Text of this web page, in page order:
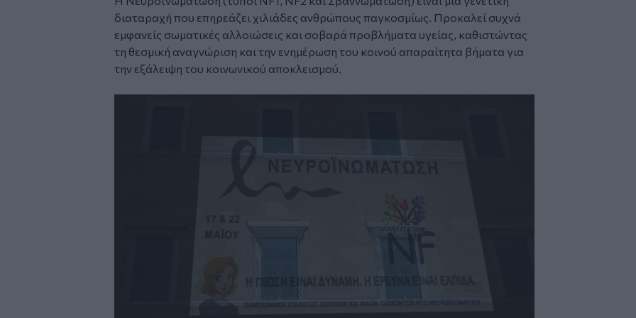
διαταραχή που επηρεάζει χιλιάδες ανθρώπους παγκοσμίως. Προκαλεί συχνά
εμφανείς σωματικές αλλοιώσεις και σοβαρά προβλήματα υγείας, καθιστώντας
τη θεσμική αναγνώριση και την ενημέρωση του κοινού απαραίτητα βήματα για
την εξάλειψη του κοινωνικού αποκλεισμού.